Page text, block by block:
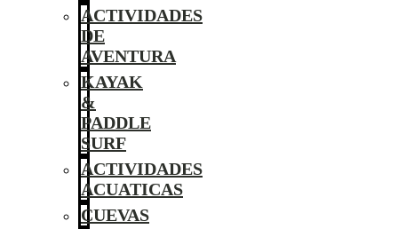
ACTIVIDADES
DE
AVENTURA
KAYAK
&
PADDLE
SURF
ACTIVIDADES
ACUATICAS
CUEVAS